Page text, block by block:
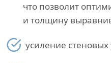
что позволит
и толщину
усиление